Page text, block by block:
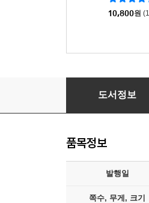
10,800원
맏물 이야기
도서정보
품목정보
발행일
쪽수, 무게, 크기